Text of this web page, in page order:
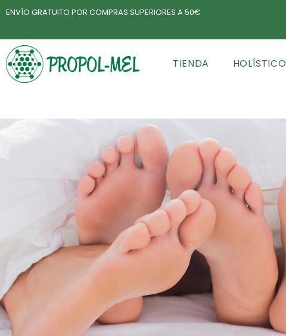
ENVÍO GRATUITO POR COMPRAS SUPERIORES A 50€
TIENDA HOLÍSTICO